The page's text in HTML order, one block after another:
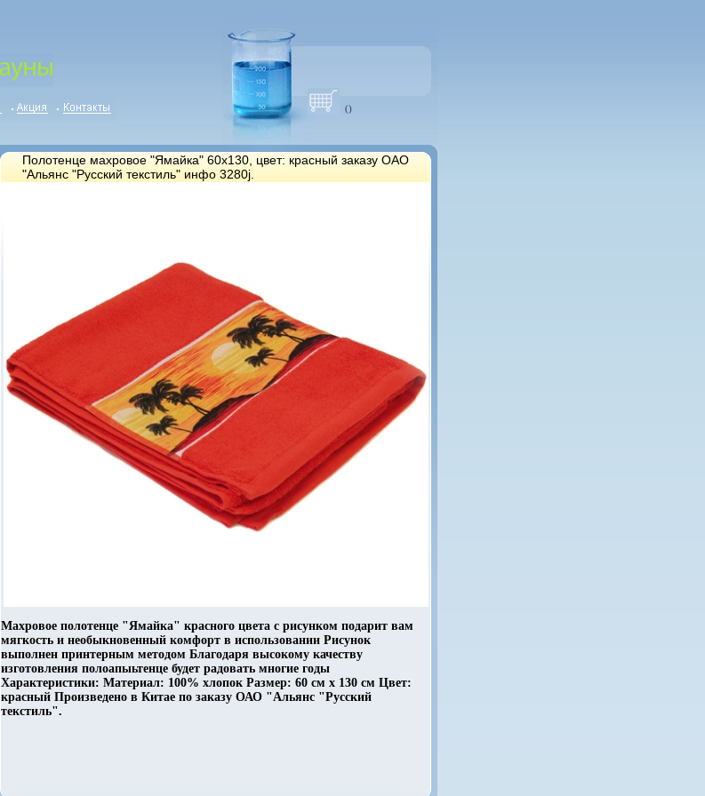
()
Полотенце махровое "Ямайка" 60х130, цвет: красный заказу ОАО
"Альянс "Русский текстиль" инфо 3280j.
Махровое полотенце "Ямайка" красного цвета с рисунком подарит вам
мягкость и необыкновенный комфорт в использовании Рисунок
выполнен принтерным методом Благодаря высокому качеству
изготовления полоапыьтенце будет радовать многие годы
Характеристики: Материал: 100% хлопок Размер: 60 см х 130 см Цвет:
красный Произведено в Китае по заказу ОАО "Альянс "Русский
текстиль".